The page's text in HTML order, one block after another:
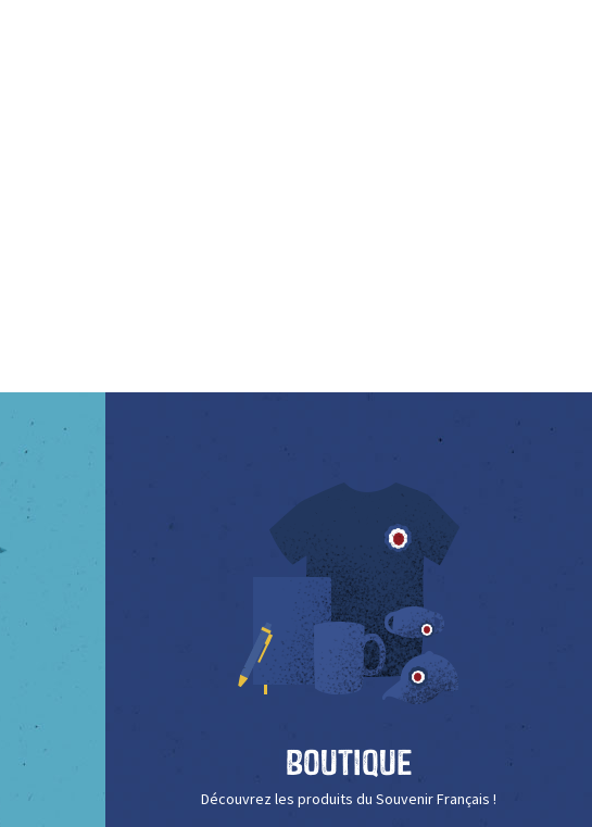
Boutique
Découvrez les produits du Souvenir Français !